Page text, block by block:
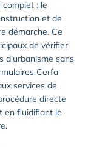
complet : le
et de
démarche. Ce
de vérifier
d’urbanisme sans
Cerfa
services de
directe
en fluidifiant le